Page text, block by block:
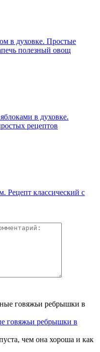
в духовке. Простые
полезный овощ
в духовке.
рецептов
Рецепт классический с
говяжьи ребрышки в